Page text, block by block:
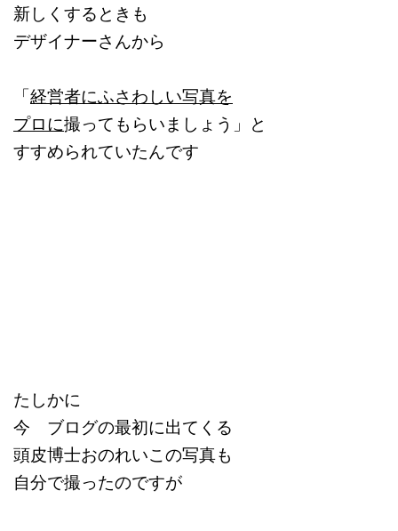
新しくするときも
デザイナーさんから
「経営者にふさわしい写真を
プロに撮ってもらいましょう」と
すすめられていたんです
たしかに
今 ブログの最初に出てくる
頭皮博士おのれいこの写真も
自分で撮ったのですが